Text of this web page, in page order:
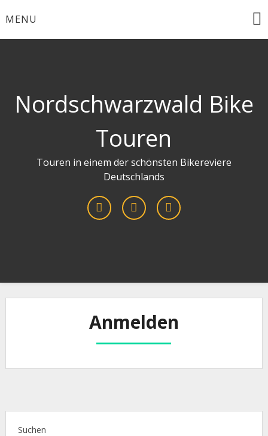
toMENU
Nordschwarzwald Bike
Touren
Touren in einem der schönsten Bikereviere
Deutschlands
Anmelden
Suchen